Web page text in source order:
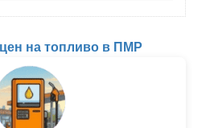
на топливо в ПМР